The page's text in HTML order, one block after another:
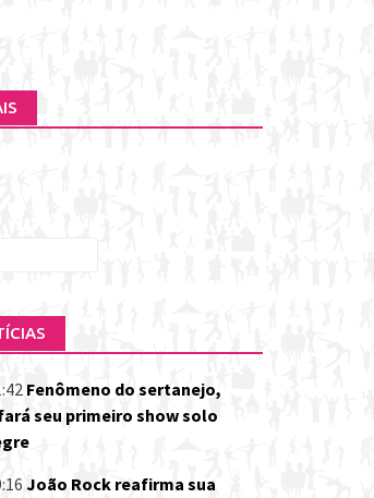
Fenômeno do sertanejo,
seu primeiro show solo
João Rock reafirma sua